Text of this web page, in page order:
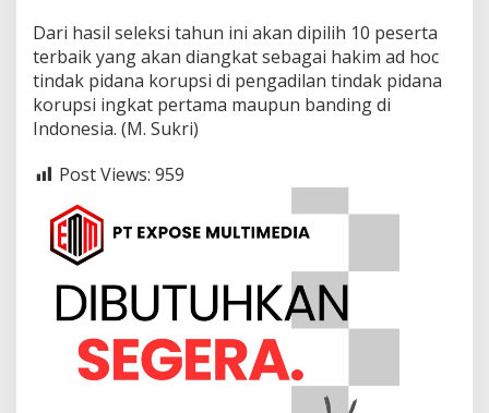
Dari hasil seleksi tahun ini akan dipilih 10 peserta
terbaik yang akan diangkat sebagai hakim ad hoc
tindak pidana korupsi di pengadilan tindak pidana
korupsi ingkat pertama maupun banding di
Indonesia. (M. Sukri)
Post Views: 959